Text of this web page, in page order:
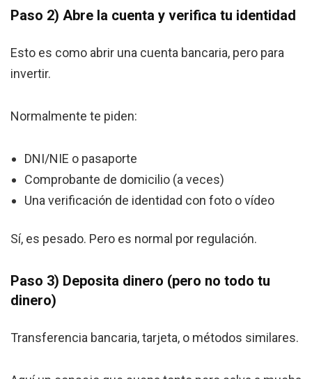
Paso 2) Abre la cuenta y verifica tu identidad
Esto es como abrir una cuenta bancaria, pero para
invertir.
Normalmente te piden:
DNI/NIE o pasaporte
Comprobante de domicilio (a veces)
Una verificación de identidad con foto o vídeo
Sí, es pesado. Pero es normal por regulación.
Paso 3) Deposita dinero (pero no todo tu
dinero)
Transferencia bancaria, tarjeta, o métodos similares.